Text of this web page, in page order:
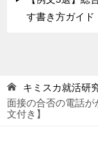
す書き方ガイド
キミスカ就活研
面接の合否の電話が
文付き】